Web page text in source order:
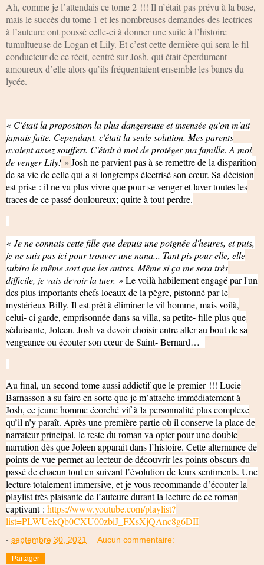
Ah, comme je l’attendais ce tome 2 !!! Il n’était pas prévu à la base,
mais le succès du tome 1 et les nombreuses demandes des lectrices
à l’auteure ont poussé celle-ci à donner une suite à l’histoire
tumultueuse de Logan et Lily. Et c’est cette dernière qui sera le fil
conducteur de ce récit, centré sur Josh, qui était éperdument
amoureux d’elle alors qu’ils fréquentaient ensemble les bancs du
lycée.
« C'était la proposition la plus dangereuse et insensée qu'on m'ait
jamais faite. Cependant, c'était la seule solution. Mes parents
avaient assez souffert. C'était à moi de protéger ma famille. A moi
de venger Lily! »Josh ne parvient pas à se remettre de la disparition
de sa vie de celle qui a si longtemps électrisé son cœur. Sa décision
est prise : il ne va plus vivre que pour se venger et laver toutes les
traces de ce passé douloureux; quitte à tout perdre.
« Je ne connais cette fille que depuis une poignée d'heures, et puis,
je ne suis pas ici pour trouver une nana... Tant pis pour elle, elle
subira le même sort que les autres. Même si ça me sera très
difficile, je vais devoir la tuer. »Le voilà habilement engagé par l'un
des plus importants chefs locaux de la pègre, pistonné par le
mystérieux Billy. Il est prêt à éliminer le vil homme, mais voilà,
celui- ci garde, emprisonnée dans sa villa, sa petite- fille plus que
séduisante, Joleen. Josh va devoir choisir entre aller au bout de sa
vengeance ou écouter son cœur de Saint- Bernard…
Au final, un second tome aussi addictif que le premier !!! Lucie
Barnasson a su faire en sorte que je m’attache immédiatement à
Josh, ce jeune homme écorché vif à la personnalité plus complexe
qu’il n’y paraît. Après une première partie où il conserve la place de
narrateur principal, le reste du roman va opter pour une double
narration dès que Joleen apparait dans l’histoire. Cette alternance de
points de vue permet au lecteur de découvrir les points obscurs du
passé de chacun tout en suivant l’évolution de leurs sentiments. Une
lecture totalement immersive, et je vous recommande d’écouter la
playlist très plaisante de l’auteure durant la lecture de ce roman
captivant : https://www.youtube.com/playlist?
list=PLWUekQb0CXU00zbiJ_FXsXjQAnc8g6DII
- septembre 30, 2021 Aucun commentaire:
Partager